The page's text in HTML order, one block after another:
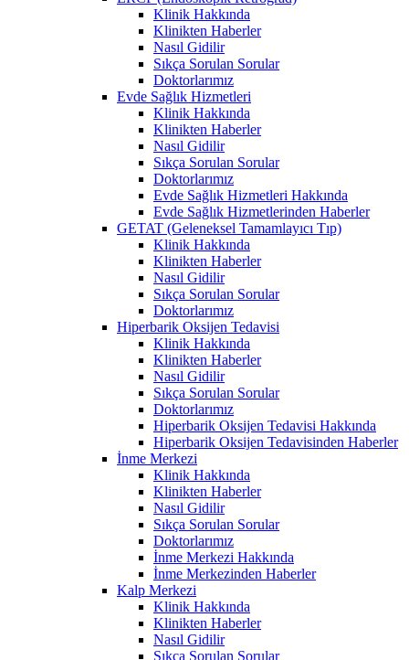
Klinik Hakkında
Klinikten Haberler
Nasıl Gidilir
Sıkça Sorulan Sorular
Doktorlarımız
Evde Sağlık Hizmetleri
Klinik Hakkında
Klinikten Haberler
Nasıl Gidilir
Sıkça Sorulan Sorular
Doktorlarımız
Evde Sağlık Hizmetleri Hakkında
Evde Sağlık Hizmetlerinden Haberler
GETAT (Geleneksel Tamamlayıcı Tıp)
Klinik Hakkında
Klinikten Haberler
Nasıl Gidilir
Sıkça Sorulan Sorular
Doktorlarımız
Hiperbarik Oksijen Tedavisi
Klinik Hakkında
Klinikten Haberler
Nasıl Gidilir
Sıkça Sorulan Sorular
Doktorlarımız
Hiperbarik Oksijen Tedavisi Hakkında
Hiperbarik Oksijen Tedavisinden Haberler
İnme Merkezi
Klinik Hakkında
Klinikten Haberler
Nasıl Gidilir
Sıkça Sorulan Sorular
Doktorlarımız
İnme Merkezi Hakkında
İnme Merkezinden Haberler
Kalp Merkezi
Klinik Hakkında
Klinikten Haberler
Nasıl Gidilir
Sıkça Sorulan Sorular